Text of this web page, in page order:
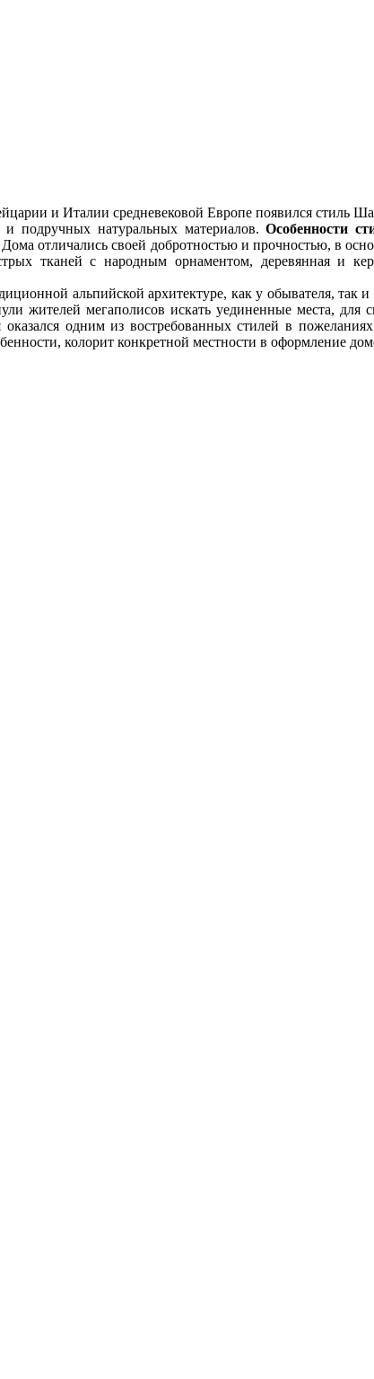
и Италии средневековой Европе появился стиль
и подручных натуральных материалов. Особенности
отличались своей добротностью и прочностью, в
тканей с народным орнаментом, деревянная и
альпийской архитектуре, как у обывателя, так
жителей мегаполисов искать уединенные места, для
одним из востребованных стилей в
колорит конкретной местности в оформление